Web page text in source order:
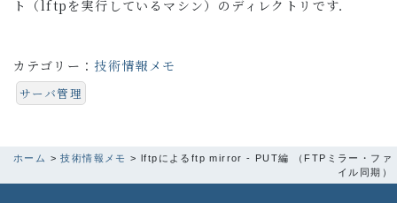
ト（lftpを実行しているマシン）のディレクトリです．
カテゴリー： 技術情報メモ
サーバ管理
ホーム >技術情報メモ >
lftpによるftp mirror - PUT編 （FTPミラー・ファ
イル同期）